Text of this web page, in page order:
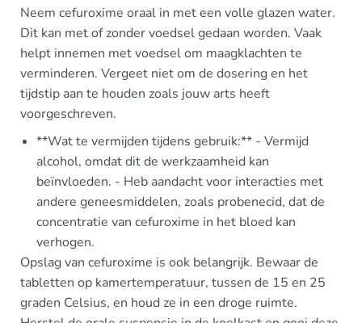
Neem cefuroxime oraal in met een volle glazen water.
Dit kan met of zonder voedsel gedaan worden. Vaak
helpt innemen met voedsel om maagklachten te
verminderen. Vergeet niet om de dosering en het
tijdstip aan te houden zoals jouw arts heeft
voorgeschreven.
**Wat te vermijden tijdens gebruik:** - Vermijd
alcohol, omdat dit de werkzaamheid kan
beïnvloeden. - Heb aandacht voor interacties met
andere geneesmiddelen, zoals probenecid, dat de
concentratie van cefuroxime in het bloed kan
verhogen.
Opslag van cefuroxime is ook belangrijk. Bewaar de
tabletten op kamertemperatuur, tussen de 15 en 25
graden Celsius, en houd ze in een droge ruimte.